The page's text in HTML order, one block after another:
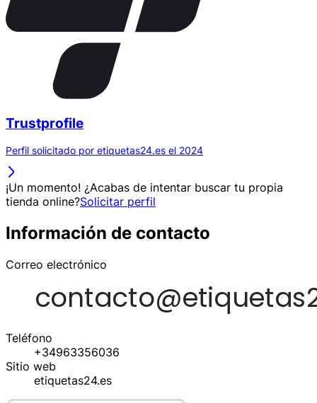
Trustprofile
Perfil solicitado por etiquetas24.es el 2024
¡Un momento! ¿Acabas de intentar buscar tu propia
tienda online?Solicitar perfil
Información de contacto
Correo electrónico
Teléfono
+34963356036
Sitio web
etiquetas24.es